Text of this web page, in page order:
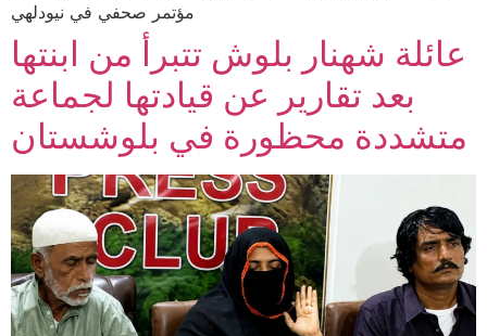
مؤتمر صحفي في نيودلهي
عائلة شهنار بلوش تتبرأ من ابنتها
بعد تقارير عن قيادتها لجماعة
متشددة محظورة في بلوشستان